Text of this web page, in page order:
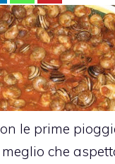
le prime
meglio che